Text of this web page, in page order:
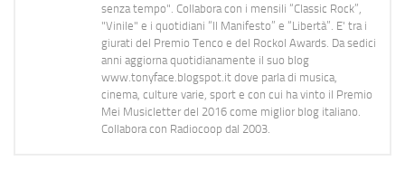
senza tempo". Collabora con i mensili “Classic Rock”,
"Vinile" e i quotidiani “Il Manifesto” e “Libertà”. E' tra i
giurati del Premio Tenco e del Rockol Awards. Da sedici
anni aggiorna quotidianamente il suo blog
www.tonyface.blogspot.it dove parla di musica,
cinema, culture varie, sport e con cui ha vinto il Premio
Mei Musicletter del 2016 come miglior blog italiano.
Collabora con Radiocoop dal 2003.